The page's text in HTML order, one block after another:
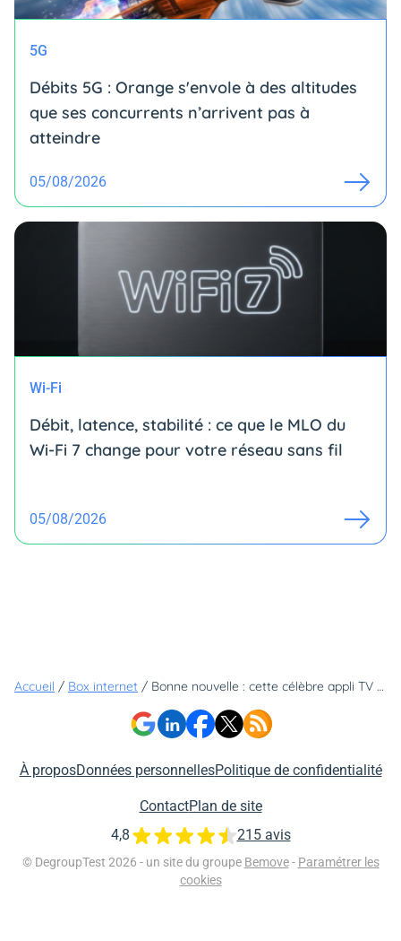
5G
Débits 5G : Orange s'envole à des altitudes
que ses concurrents n’arrivent pas à
atteindre
05/08/2026
Wi-Fi
Débit, latence, stabilité : ce que le MLO du
Wi-Fi 7 change pour votre réseau sans fil
05/08/2026
Accueil / Box internet / Bonne nouvelle : cette célèbre appli TV débarque enfin sur les TV connectées de ce fabricant
À proposDonnées personnellesPolitique de confidentialité
ContactPlan de site
© DegroupTest 2026 - un site du groupe Bemove - Paramétrer les
cookies
4,8 215 avis